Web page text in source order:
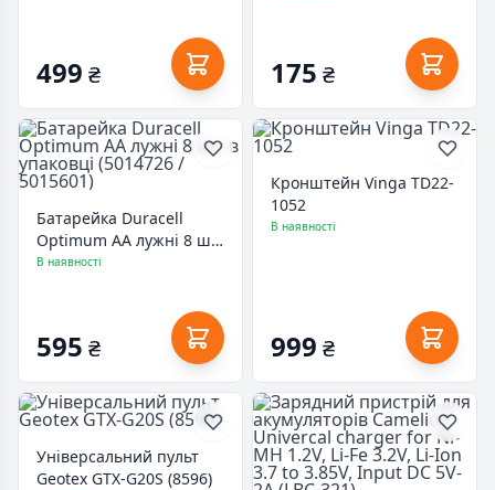
499 ₴
(5007667/5010969/5014810)
175 ₴
Батарейка Duracell
Optimum AA лужні 8 шт.
в упаковці (5014726 /
В наявності
595 ₴
Кронштейн Vinga TD22-
1052
В наявності
999 ₴
Універсальний пульт
Geotex GTX-G20S (8596)